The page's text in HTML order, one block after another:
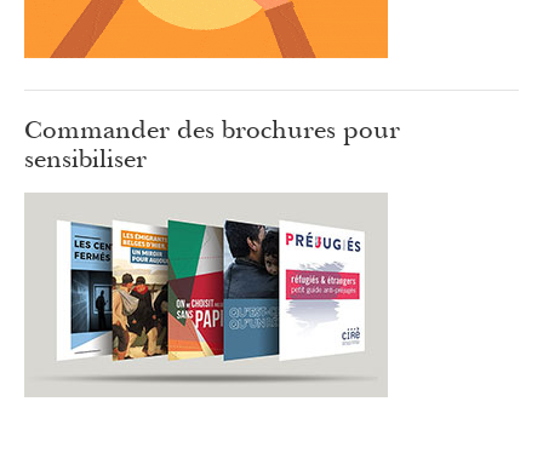
Commander des brochures pour
sensibiliser